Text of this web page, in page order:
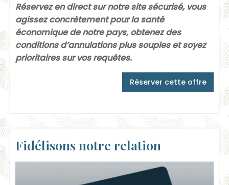
Réservez en direct sur notre site sécurisé, vous
agissez concrètement pour la santé
économique de notre pays, obtenez des
conditions d’annulations plus souples et soyez
prioritaires sur vos requêtes.
Réserver cette offre
Fidélisons notre relation